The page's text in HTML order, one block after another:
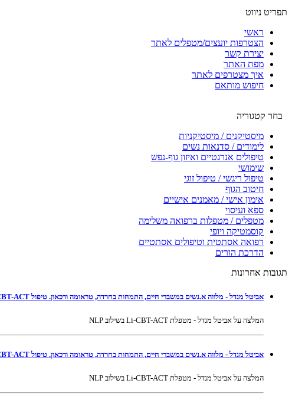
תפריט ניווט
ראשי
הצטרפות יועצים/מטפלים לאתר
יצירת קשר
מפת האתר
איך מצטרפים לאתר
חיפוש מותאם
בחר קטגוריה
מיסטיקנים / מיסטיקניות
לימודים / סדנאות נשים
טיפולים אנרגטיים ואיזון גוף-נפש
שימושי
טיפול ריגשי / טיפול זוגי
חיטוב הגוף
אימון אישי / מאמנים אישיים
ספא ועיסוי
מטפלים / מטפלות ברפואה משלימה
קוסמטיקה ויופי
רפואה אסתטית וטיפולים אסתטיים
הדרכת הורים
תגובות אחרונות
אביטל מנדל - מלווה א.נשים במשברי חיים, התמחות בחרדה, טראומה ודכאון. טיפול Li-CBT-ACT בשילוב NLP ברמת גן ובאונליין
המלצה על אביטל מנדל - מטפלת Li-CBT-ACT בשילוב NLP
אביטל מנדל - מלווה א.נשים במשברי חיים, התמחות בחרדה, טראומה ודכאון. טיפול Li-CBT-ACT בשילוב NLP ברמת גן ובאונליין
המלצה על אביטל מנדל - מטפלת Li-CBT-ACT בשילוב NLP